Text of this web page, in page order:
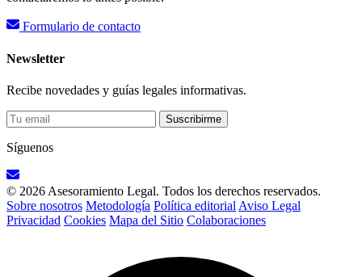
Formulario de contacto
Newsletter
Recibe novedades y guías legales informativas.
Suscribirme
Síguenos
© 2026 Asesoramiento Legal. Todos los derechos reservados.
Sobre nosotros Metodología Política editorial Aviso Legal
Privacidad Cookies Mapa del Sitio Colaboraciones